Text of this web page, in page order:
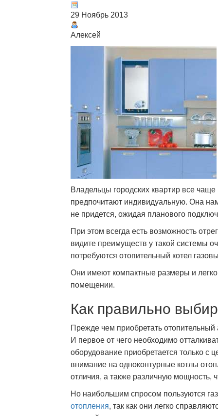
29 Ноябрь 2013
Алексей
Владельцы городских квартир все
предпочитают индивидуальную. Она
не придется, ожидая планового
При этом всегда есть возможность
видите преимуществ у такой системы
потребуются отопительный котел
Они имеют компактные размеры и
помещении.
Как правильно
Прежде чем приобретать
И первое от чего необходимо
оборудование приобретается только с
внимание на одноконтурные котлы
отличия, а также различную мощность,
Но наибольшим спросом пользуются
отопления, так как они легко